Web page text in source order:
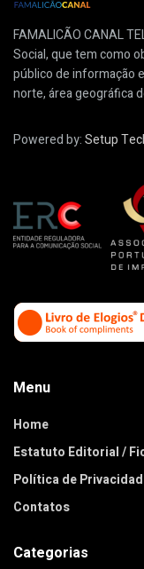
FAMALICÃO CANAL
Social, que tem como
público de informação
norte, área geográfica
Powered by:Setup
Menu
Home
Estatuto Editorial /
Política de
Contatos
Categorias